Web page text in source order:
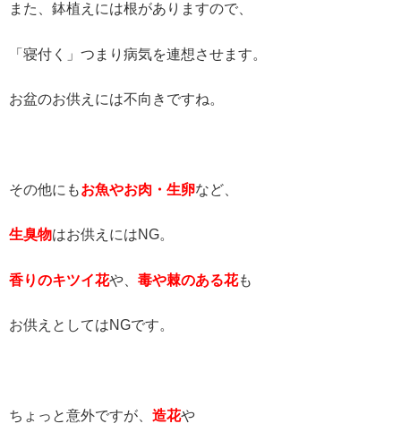
また、鉢植えには根がありますので、
「寝付く」つまり病気を連想させます。
お盆のお供えには不向きですね。
その他にもお魚やお肉・生卵など、
生臭物はお供えにはNG。
香りのキツイ花や、 毒や棘のある花も
お供えとしてはNGです。
ちょっと意外ですが、 造花や